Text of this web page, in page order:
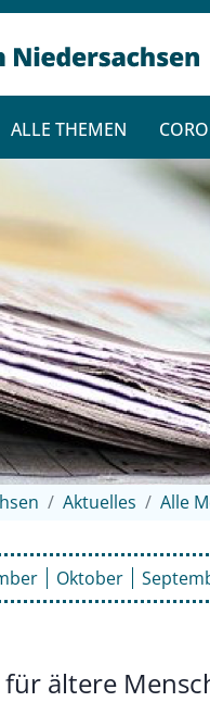
ALLE THEMEN
Aktuelles Alle
Oktober
für ältere